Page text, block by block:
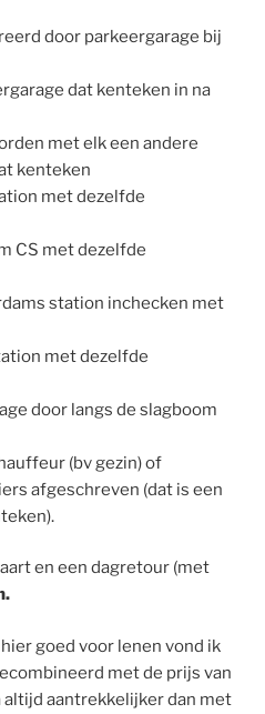
door parkeergarage bij
dat kenteken in na
met elk een andere
kenteken
met dezelfde
CS met dezelfde
station inchecken met
met dezelfde
door langs de slagboom
(bv gezin) of
afgeschreven (dat is een
en een dagretour (met
goed voor lenen vond ik
met de prijs van
aantrekkelijker dan met